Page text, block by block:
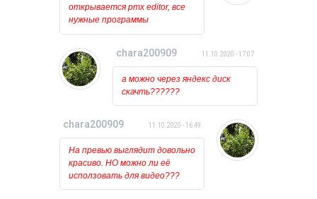
открывается pmx editor, все
нужные программы
установлены и обновлены.
то ничего вообще не
происходит, лишь на курсоре
какое то время мигает
загрузка. Может у кого
нибудь была такая проблема?
chara200909 11.10.2020 - 17:07
а можно через яндекс диск
скачть??????
chara200909 11.10.2020 - 16:49
На превью выглядит довольно
красиво. НО можно ли её
исползовать для видео???